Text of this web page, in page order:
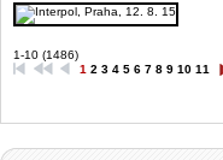
1-10 (1486)
1 2 3 4 5 6 7 8 9 10 11